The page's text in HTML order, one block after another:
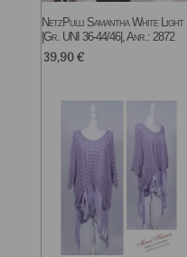
NetzPulli Samantha White Light
|Gr. UNI 36-44/46|, Anr.: 2872
39,90€